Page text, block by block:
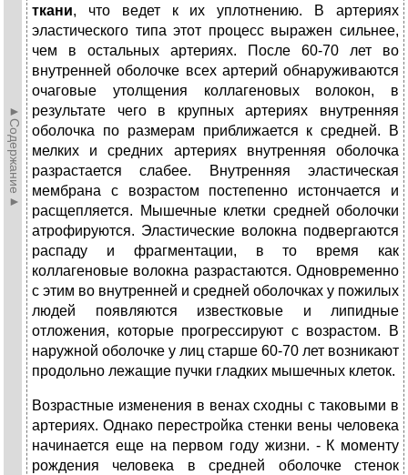
►Содержание►
ткани, что ведет к их уплотнению. В артериях
эластического типа этот процесс выражен сильнее,
чем в остальных артериях. После 60-70 лет во
внутренней оболочке всех артерий обнаруживаются
очаговые утолщения коллагеновых волокон, в
результате чего в крупных артериях внутренняя
оболочка по размерам приближается к средней. В
мелких и средних артериях внутренняя оболочка
разрастается слабее. Внутренняя эластическая
мембрана с возрастом постепенно истончается и
расщепляется. Мышечные клетки средней оболочки
атрофируются. Эластические волокна подвергаются
распаду и фрагментации, в то время как
коллагеновые волокна разрастаются. Одновременно
с этим во внутренней и средней оболочках у пожилых
людей появляются известковые и липидные
отложения, которые прогрессируют с возрастом. В
наружной оболочке у лиц старше 60-70 лет возникают
продольно лежащие пучки гладких мышечных клеток.
Возрастные изменения в венах сходны с таковыми в
артериях. Однако перестройка стенки вены человека
начинается еще на первом году жизни. - К моменту
рождения человека в средней оболочке стенок